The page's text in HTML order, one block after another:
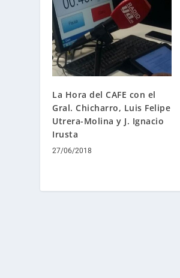
La Hora del CAFE con el
Gral. Chicharro, Luis Felipe
Utrera-Molina y J. Ignacio
Irusta
27/06/2018